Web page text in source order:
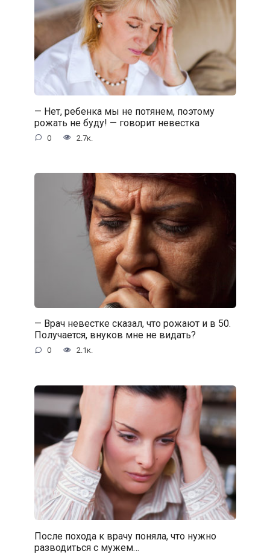
— Нет, ребенка мы не потянем, поэтому
рожать не буду! — говорит невестка
0 2.7к.
— Врач невестке сказал, что рожают и в 50.
Получается, внуков мне не видать?
0 2.1к.
После похода к врачу поняла, что нужно
разводиться с мужем…